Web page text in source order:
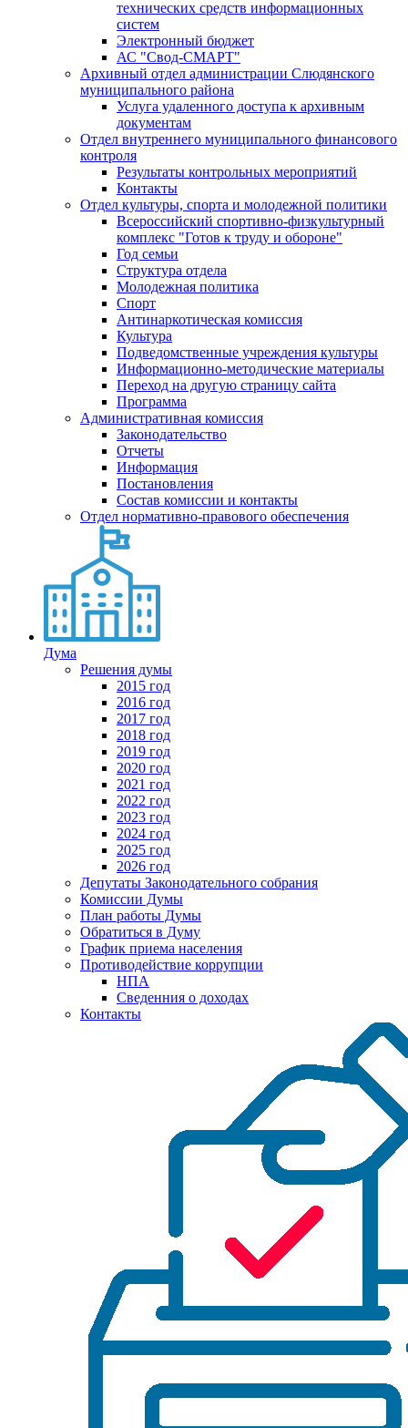
технических средств информационных
систем
Электронный бюджет
АС "Свод-СМАРТ"
Архивный отдел администрации Слюдянского
муниципального района
Услуга удаленного доступа к архивным
документам
Отдел внутреннего муниципального финансового
контроля
Результаты контрольных мероприятий
Контакты
Отдел культуры, спорта и молодежной политики
Всероссийский спортивно-физкультурный
комплекс "Готов к труду и обороне"
Год семьи
Структура отдела
Молодежная политика
Спорт
Антинаркотическая комиссия
Культура
Подведомственные учреждения культуры
Информационно-методические материалы
Переход на другую страницу сайта
Программа
Административная комиссия
Законодательство
Отчеты
Информация
Постановления
Состав комиссии и контакты
Отдел нормативно-правового обеспечения
Дума
Решения думы
2015 год
2016 год
2017 год
2018 год
2019 год
2020 год
2021 год
2022 год
2023 год
2024 год
2025 год
2026 год
Депутаты Законодательного собрания
Комиссии Думы
План работы Думы
Обратиться в Думу
График приема населения
Противодействие коррупции
НПА
Сведенния о доходах
Контакты